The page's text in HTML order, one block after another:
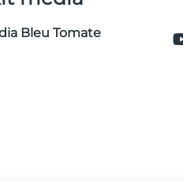
Bleu Tomate